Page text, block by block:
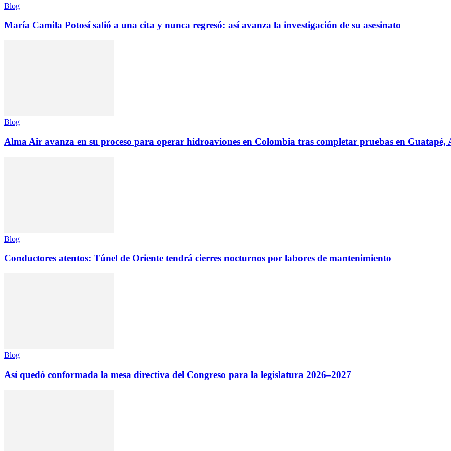
Blog
María Camila Potosí salió a una cita y nunca regresó: así avanza la investigación de su asesinato
Blog
Alma Air avanza en su proceso para operar hidroaviones en Colombia tras completar pruebas en Guatapé,
Blog
Conductores atentos: Túnel de Oriente tendrá cierres nocturnos por labores de mantenimiento
Blog
Así quedó conformada la mesa directiva del Congreso para la legislatura 2026–2027